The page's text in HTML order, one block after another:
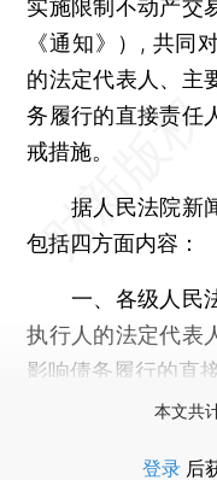
实施限制不动产交
《通知》）, 共同
的法定代表人、主
务履行的直接责任
戒措施。
据人民法院新闻
包括四方面内容：
一、各级人民法
执行人的法定代表
影响债务履行的直
本文共
登录 后